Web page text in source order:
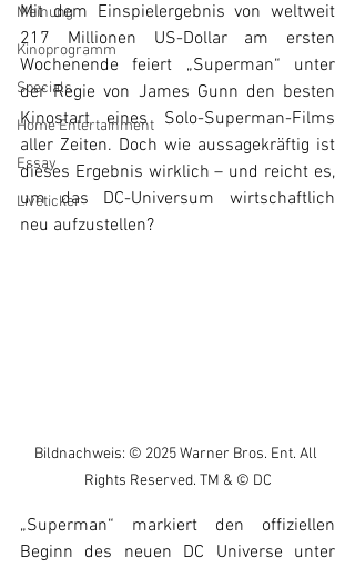
Meinung
Kinoprogramm
Specials
Home Entertainment
Essay
Liveticker
Mit dem Einspielergebnis von weltweit
217 Millionen US-Dollar am ersten
Wochenende feiert „Superman“ unter
der Regie von James Gunn den besten
Kinostart eines Solo-Superman-Films
aller Zeiten. Doch wie aussagekräftig ist
dieses Ergebnis wirklich – und reicht es,
um das DC-Universum wirtschaftlich
neu aufzustellen?
Bildnachweis: © 2025 Warner Bros. Ent. All
Rights Reserved. TM & © DC
„Superman“ markiert den offiziellen
Beginn des neuen DC Universe unter